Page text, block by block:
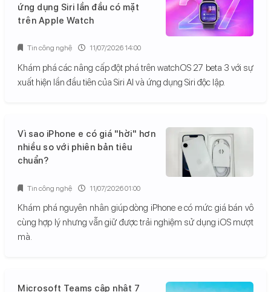
ứng dụng Siri lần đầu có mặt
trên Apple Watch
Khám phá các nâng cấp đột phá trên watchOS 27 beta 3 với sự
xuất hiện lần đầu tiên của Siri AI và ứng dụng Siri độc lập.
Tin công nghệ 11/07/2026 14:00
Vì sao iPhone e có giá "hời" hơn
nhiều so với phiên bản tiêu
chuẩn?
Khám phá nguyên nhân giúp dòng iPhone e có mức giá bán vô
cùng hợp lý nhưng vẫn giữ được trải nghiệm sử dụng iOS mượt
mà.
Tin công nghệ 11/07/2026 01:00
Microsoft Teams cập nhật 7